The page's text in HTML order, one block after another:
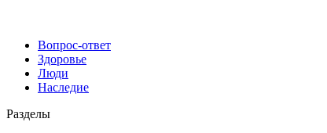
Вопрос-ответ
Здоровье
Люди
Наследие
Разделы